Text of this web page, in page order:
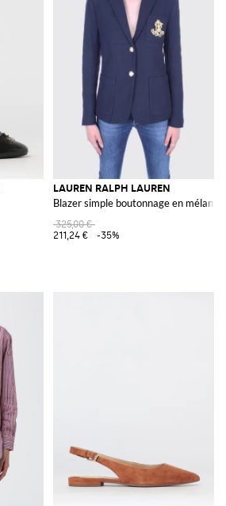
LAUREN RALPH LAUREN
Blazer simple boutonnage en
325,00 €
211,24 €
-35%